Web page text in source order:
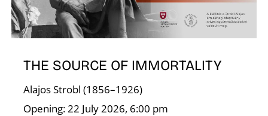
THE SOURCE OF IMMORTALITY
Alajos Strobl (1856–1926)
Opening: 22 July 2026, 6:00 pm